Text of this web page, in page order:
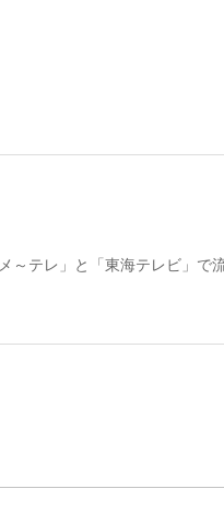
テレ」と「東海テレビ」で